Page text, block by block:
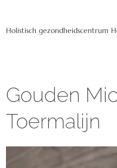
Holistisch gezondheidscentrum
Gouden
Toermalijn